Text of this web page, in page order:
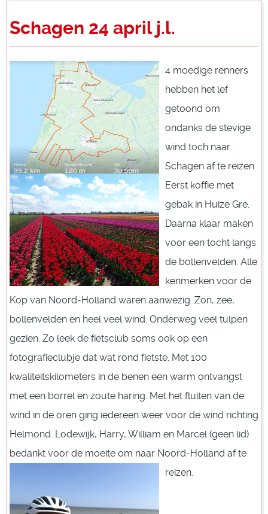
Schagen 24 april j.l.
4 moedige renners
hebben het lef
getoond om
ondanks de stevige
wind toch naar
Schagen af te reizen.
Eerst koffie met
gebak in Huize Gre.
Daarna klaar maken
voor een tocht langs
de bollenvelden. Alle
kenmerken voor de
Kop van Noord-Holland waren aanwezig. Zon, zee,
bollenvelden en heel veel wind. Onderweg veel tulpen
gezien. Zo leek de fietsclub soms ook op een
fotografieclubje dat wat rond fietste. Met 100
kwaliteitskilometers in de benen een warm ontvangst
met een borrel en zoute haring. Met het fluiten van de
wind in de oren ging iedereen weer voor de wind richting
Helmond. Lodewijk, Harry, William en Marcel (geen lid)
bedankt voor de moeite om naar Noord-Holland af te
reizen.